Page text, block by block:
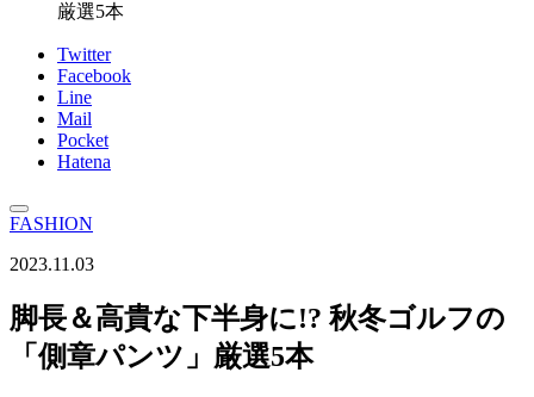
厳選5本
Twitter
Facebook
Line
Mail
Pocket
Hatena
FASHION
2023.11.03
脚長＆高貴な下半身に!? 秋冬ゴルフの
「側章パンツ」厳選5本